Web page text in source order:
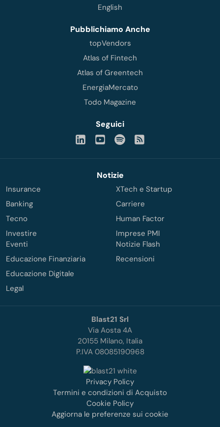
English
Pubblichiamo Anche
topVendors
Atlas of Fintech
Atlas of Greentech
EnergiaMercato
Todo Magazine
Seguici
Notizie
Insurance
Banking
Tecno
Investire
XTech e Startup
Carriere
Human Factor
Imprese PMI
Eventi
Educazione Finanziaria
Educazione Digitale
Legal
Notizie Flash
Recensioni
Blast21 Srl
Via Aosta 4A
20155 Milano, Italia
P.IVA 08085190968
Privacy Policy
Termini e condizioni di Acquisto
Cookie Policy
Aggiorna le preferenze sui cookie